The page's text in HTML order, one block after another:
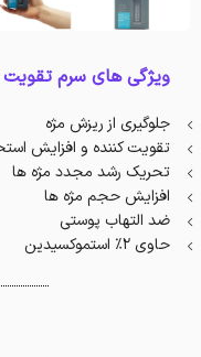
ویژگی های سرم تقویت
جلوگیری از ریزش مژه
تقویت کننده و افزایش
تحریک رشد مجدد مژه ها
افزایش حجم مژه ها
ضد التهاب پوستی
حاوی 2% استموکسیدین